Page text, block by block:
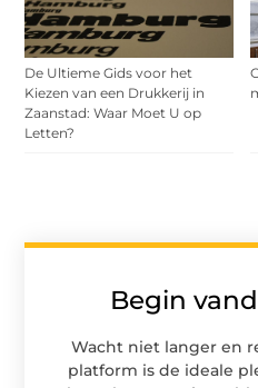
De Ultieme Gids voor het
Kiezen van een Drukkerij in
Zaanstad: Waar Moet U op
Letten?
Begin
Wacht niet langer en
platform is de ideale